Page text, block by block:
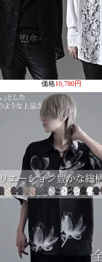
価格10,780円